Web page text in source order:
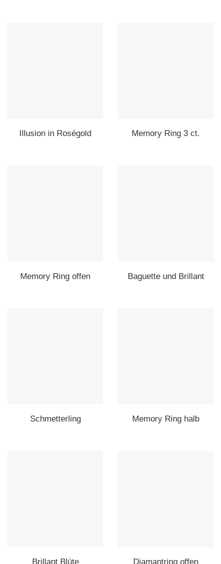
Illusion in Roségold Memory Ring 3 ct.
Memory Ring offen Baguette und Brillant
Schmetterling Memory Ring halb
Brillant Blüte Diamantring offen